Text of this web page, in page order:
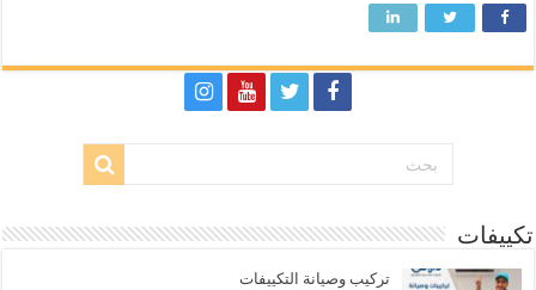
تكييفات
تركيب وصيانة التكييفات